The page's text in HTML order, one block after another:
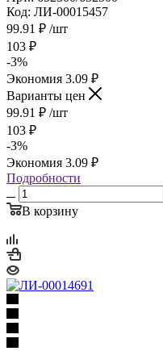
Код: ЛИ-00015457
99.91 ₽ /шт
103 ₽
-3%
Экономия 3.09 ₽
Варианты цен
99.91 ₽ /шт
103 ₽
-3%
Экономия 3.09 ₽
Подробности
В корзину